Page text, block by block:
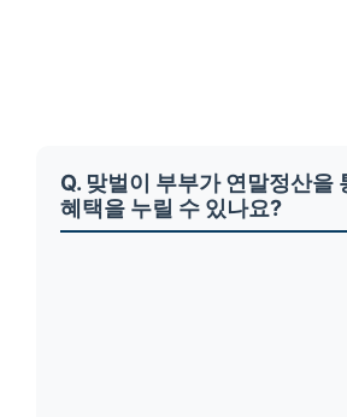
Q. 맞벌이 부부가 연말정산을
혜택을 누릴 수 있나요?